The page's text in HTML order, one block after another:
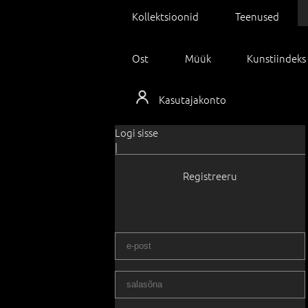
Kollektsioonid Teenused
Ost Müük Kunstiindeks
Kasutajakonto
Logi sisse
|
Registreeru